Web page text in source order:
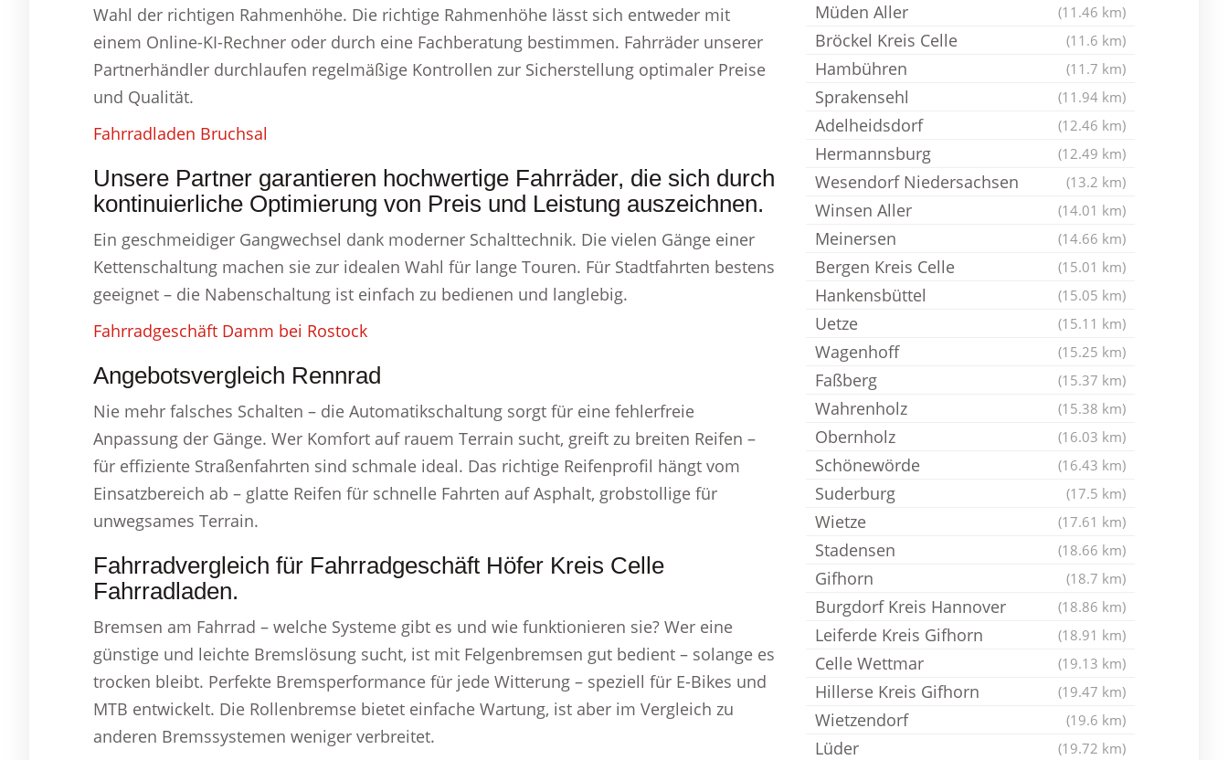
Wahl der richtigen Rahmenhöhe. Die richtige Rahmenhöhe lässt sich entweder mit
einem Online-KI-Rechner oder durch eine Fachberatung bestimmen. Fahrräder unserer
Partnerhändler durchlaufen regelmäßige Kontrollen zur Sicherstellung optimaler Preise
und Qualität.
Fahrradladen Bruchsal
Unsere Partner garantieren hochwertige Fahrräder, die sich durch
kontinuierliche Optimierung von Preis und Leistung auszeichnen.
Ein geschmeidiger Gangwechsel dank moderner Schalttechnik. Die vielen Gänge einer
Kettenschaltung machen sie zur idealen Wahl für lange Touren. Für Stadtfahrten bestens
geeignet – die Nabenschaltung ist einfach zu bedienen und langlebig.
Fahrradgeschäft Damm bei Rostock
Angebotsvergleich Rennrad
Nie mehr falsches Schalten – die Automatikschaltung sorgt für eine fehlerfreie
Anpassung der Gänge. Wer Komfort auf rauem Terrain sucht, greift zu breiten Reifen –
für effiziente Straßenfahrten sind schmale ideal. Das richtige Reifenprofil hängt vom
Einsatzbereich ab – glatte Reifen für schnelle Fahrten auf Asphalt, grobstollige für
unwegsames Terrain.
Fahrradvergleich für Fahrradgeschäft Höfer Kreis Celle
Fahrradladen.
Bremsen am Fahrrad – welche Systeme gibt es und wie funktionieren sie? Wer eine
günstige und leichte Bremslösung sucht, ist mit Felgenbremsen gut bedient – solange es
trocken bleibt. Perfekte Bremsperformance für jede Witterung – speziell für E-Bikes und
MTB entwickelt. Die Rollenbremse bietet einfache Wartung, ist aber im Vergleich zu
anderen Bremssystemen weniger verbreitet.
Müden Aller (11.46 km)
Bröckel Kreis Celle (11.6 km)
Hambühren (11.7 km)
Sprakensehl (11.94 km)
Adelheidsdorf (12.46 km)
Hermannsburg (12.49 km)
Wesendorf Niedersachsen (13.2 km)
Winsen Aller (14.01 km)
Meinersen (14.66 km)
Bergen Kreis Celle (15.01 km)
Hankensbüttel (15.05 km)
Uetze (15.11 km)
Wagenhoff (15.25 km)
Faßberg (15.37 km)
Wahrenholz (15.38 km)
Obernholz (16.03 km)
Schönewörde (16.43 km)
Suderburg (17.5 km)
Wietze (17.61 km)
Stadensen (18.66 km)
Gifhorn (18.7 km)
Burgdorf Kreis Hannover (18.86 km)
Leiferde Kreis Gifhorn (18.91 km)
Celle Wettmar (19.13 km)
Hillerse Kreis Gifhorn (19.47 km)
Wietzendorf (19.6 km)
Lüder (19.72 km)